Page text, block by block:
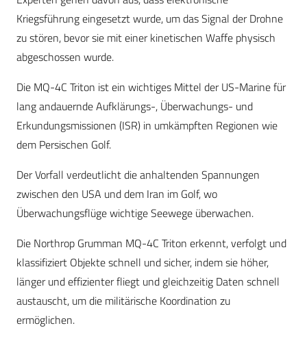
Kriegsführung eingesetzt wurde, um das Signal der Drohne
zu stören, bevor sie mit einer kinetischen Waffe physisch
abgeschossen wurde.
Die MQ-4C Triton ist ein wichtiges Mittel der US-Marine für
lang andauernde Aufklärungs-, Überwachungs- und
Erkundungsmissionen (ISR) in umkämpften Regionen wie
dem Persischen Golf.
Der Vorfall verdeutlicht die anhaltenden Spannungen
zwischen den USA und dem Iran im Golf, wo
Überwachungsflüge wichtige Seewege überwachen.
Die Northrop Grumman MQ-4C Triton erkennt, verfolgt und
klassifiziert Objekte schnell und sicher, indem sie höher,
länger und effizienter fliegt und gleichzeitig Daten schnell
austauscht, um die militärische Koordination zu
ermöglichen.